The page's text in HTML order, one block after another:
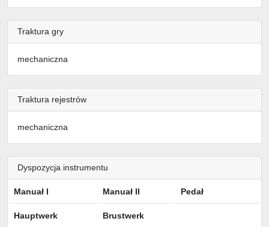
Traktura gry
mechaniczna
Traktura rejestrów
mechaniczna
Dyspozycja instrumentu
Manuał I Manuał II Pedał
Hauptwerk Brustwerk